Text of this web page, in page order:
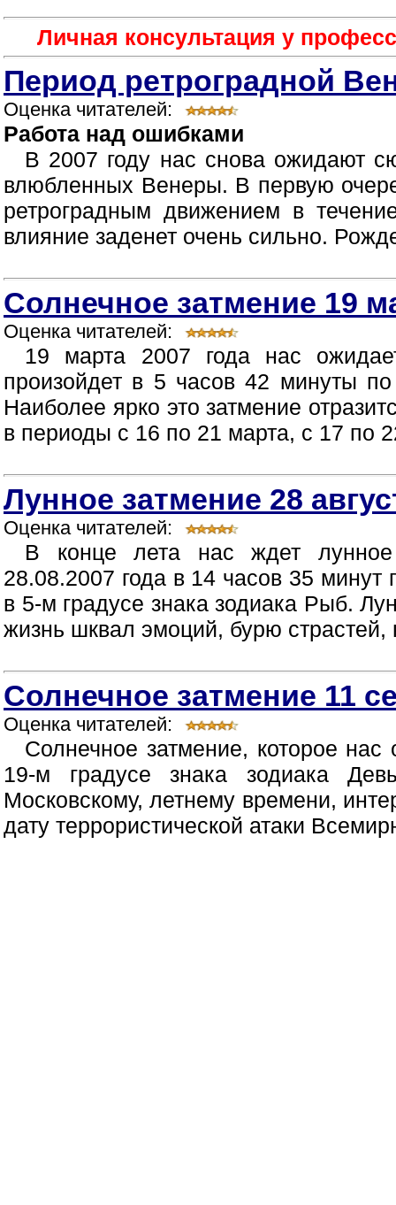
Личная консультация у
Период ретроградной
Оценка читателей:
Работа над ошибками
В 2007 году нас снова ожидают
влюбленных Венеры. В первую
ретроградным движением в
влияние заденет очень сильно.
Солнечное затмение 19
Оценка читателей:
19 марта 2007 года нас
произойдет в 5 часов 42 минуты
Наиболее ярко это затмение
в периоды с 16 по 21 марта, с 17 по
Лунное затмение 28
Оценка читателей:
В конце лета нас ждет лунное
28.08.2007 года в 14 часов 35
в 5-м градусе знака зодиака Рыб.
жизнь шквал эмоций, бурю
Солнечное затмение 11
Оценка читателей:
Солнечное затмение, которое
19-м градусе знака зодиака
Московскому, летнему времени,
дату террористической атаки